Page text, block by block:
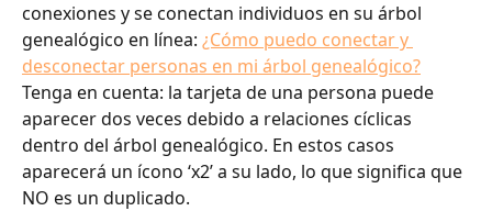
conexiones y se conectan individuos en su árbol
genealógico en línea: ¿Cómo puedo conectar y
desconectar personas en mi árbol genealógico?
Tenga en cuenta: la tarjeta de una persona puede
aparecer dos veces debido a relaciones cíclicas
dentro del árbol genealógico. En estos casos
aparecerá un ícono ‘x2’ a su lado, lo que significa que
NO es un duplicado.